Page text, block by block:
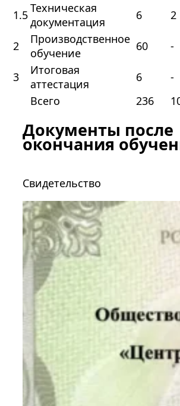
1.5Техническая
документация
6 2
2
Производственное
обучение
60 -
3
Итоговая
аттестация
6 -
Всего
236
Документы после
окончания
Свидетельство